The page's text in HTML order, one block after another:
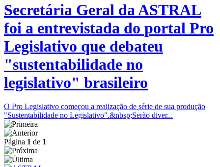
Secretária Geral da ASTRAL
foi a entrevistada do portal Pro
Legislativo que debateu
"sustentabilidade no
legislativo" brasileiro
O Pro Legislativo começou a realização de série de sua produção
"Sustentabilidade no Legislativo".&nbsp;Serão diver...
Página 1 de 1